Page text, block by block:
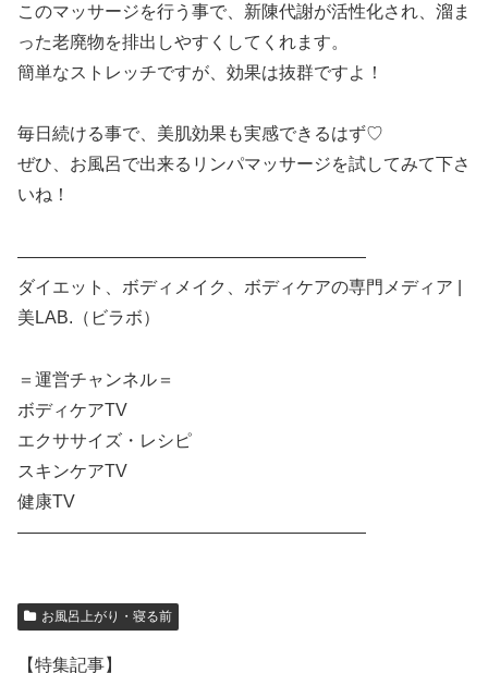
このマッサージを行う事で、新陳代謝が活性化され、溜ま
った老廃物を排出しやすくしてくれます。
簡単なストレッチですが、効果は抜群ですよ！
毎日続ける事で、美肌効果も実感できるはず♡
ぜひ、お風呂で出来るリンパマッサージを試してみて下さ
いね！
————————————————————
ダイエット、ボディメイク、ボディケアの専門メディア |
美LAB.（ビラボ）
＝運営チャンネル＝
ボディケアTV
エクササイズ・レシピ
スキンケアTV
健康TV
————————————————————
お風呂上がり・寝る前
【特集記事】